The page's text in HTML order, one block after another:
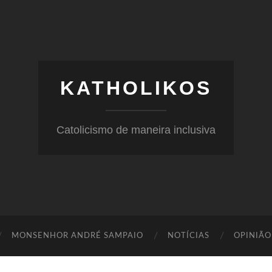
KATHOLIKOS
Catolicismo de maneira inclusiva
MONSENHOR ANDRÉ SAMPAIO NOTÍCIAS OPINIÃO